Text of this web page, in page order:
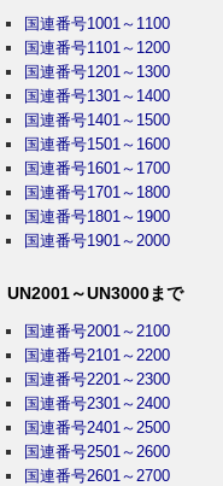
国連番号1001～1100
国連番号1101～1200
国連番号1201～1300
国連番号1301～1400
国連番号1401～1500
国連番号1501～1600
国連番号1601～1700
国連番号1701～1800
国連番号1801～1900
国連番号1901～2000
UN2001～UN3000まで
国連番号2001～2100
国連番号2101～2200
国連番号2201～2300
国連番号2301～2400
国連番号2401～2500
国連番号2501～2600
国連番号2601～2700